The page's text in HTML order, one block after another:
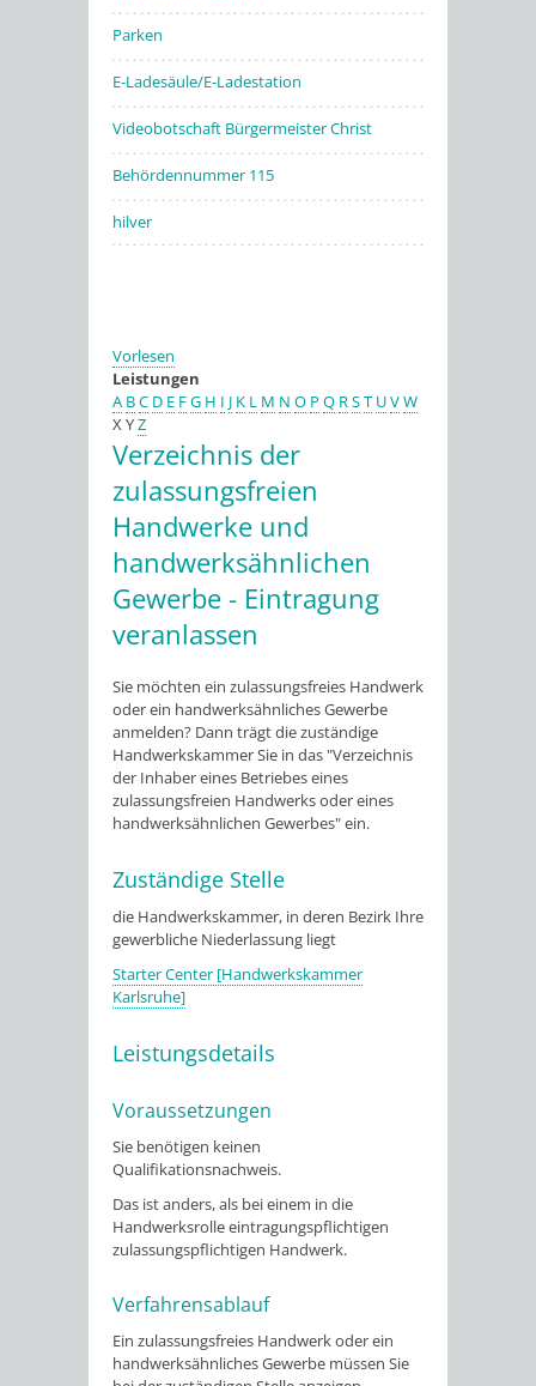
Parken
E-Ladesäule/E-Ladestation
Videobotschaft Bürgermeister Christ
Behördennummer 115
hilver
Vorlesen
Leistungen
A BC D E FG H I J K L M N O P Q RST UVW
XYZ
Verzeichnis der
zulassungsfreien
Handwerke und
handwerksähnlichen
Gewerbe - Eintragung
veranlassen
Sie möchten ein zulassungsfreies Handwerk
oder ein handwerksähnliches Gewerbe
anmelden? Dann trägt die zuständige
Handwerkskammer Sie in das "Verzeichnis
der Inhaber eines Betriebes eines
zulassungsfreien Handwerks oder eines
handwerksähnlichen Gewerbes" ein.
Zuständige Stelle
die Handwerkskammer, in deren Bezirk Ihre
gewerbliche Niederlassung liegt
Starter Center [Handwerkskammer
Karlsruhe]
Leistungsdetails
Voraussetzungen
Sie benötigen keinen
Qualifikationsnachweis.
Das ist anders, als bei einem in die
Handwerksrolle eintragungspflichtigen
zulassungspflichtigen Handwerk.
Verfahrensablauf
Ein zulassungsfreies Handwerk oder ein
handwerksähnliches Gewerbe müssen Sie